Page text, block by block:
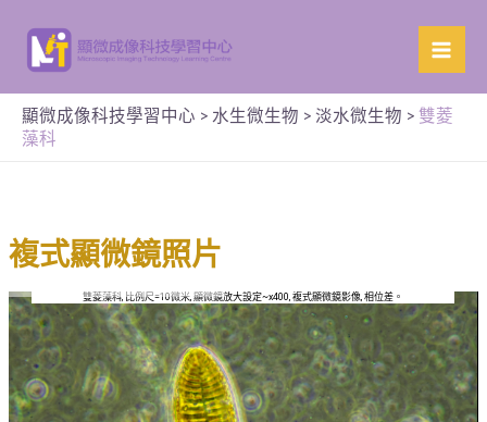
顯微成像科技學習中心 > 水生微生物 > 淡水微生物 > 雙菱
藻科
複式顯微鏡照片
雙菱藻科, 比例尺=10微米, 顯微鏡放大設定~x400, 複式顯微鏡影像, 相位差。